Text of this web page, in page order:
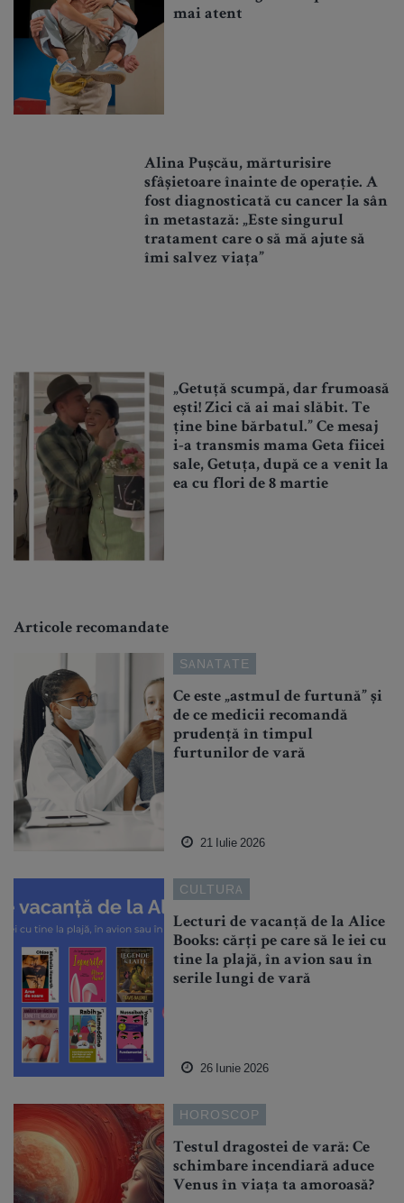
mai atent
Alina Pușcău, mărturisire
sfâșietoare înainte de operație. A
fost diagnosticată cu cancer la sân
în metastază: „Este singurul
tratament care o să mă ajute să
îmi salvez viața”
„Getuță scumpă, dar frumoasă
ești! Zici că ai mai slăbit. Te
ține bine bărbatul.” Ce mesaj
i-a transmis mama Geta fiicei
sale, Getuța, după ce a venit la
ea cu flori de 8 martie
Articole recomandate
SANATATE
Ce este „astmul de furtună” și
de ce medicii recomandă
prudență în timpul
furtunilor de vară
21 Iulie 2026
CULTURA
Lecturi de vacanță de la Alice
Books: cărți pe care să le iei cu
tine la plajă, în avion sau în
serile lungi de vară
26 Iunie 2026
HOROSCOP
Testul dragostei de vară: Ce
schimbare incendiară aduce
Venus în viața ta amoroasă?